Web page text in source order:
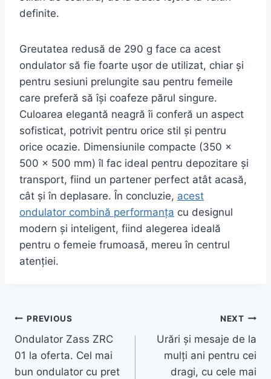
definite.
Greutatea redusă de 290 g face ca acest
ondulator să fie foarte ușor de utilizat, chiar și
pentru sesiuni prelungite sau pentru femeile
care preferă să își coafeze părul singure.
Culoarea elegantă neagră îi conferă un aspect
sofisticat, potrivit pentru orice stil și pentru
orice ocazie. Dimensiunile compacte (350 x
500 x 500 mm) îl fac ideal pentru depozitare și
transport, fiind un partener perfect atât acasă,
cât și în deplasare. În concluzie, acest
ondulator combină performanța cu designul
modern și inteligent, fiind alegerea ideală
pentru o femeie frumoasă, mereu în centrul
atenției.
Post
navigation
PREVIOUS
Ondulator Zass ZRC
01 la oferta. Cel mai
bun ondulator cu pret
NEXT
Urări și mesaje de la
mulți ani pentru cei
dragi, cu cele mai